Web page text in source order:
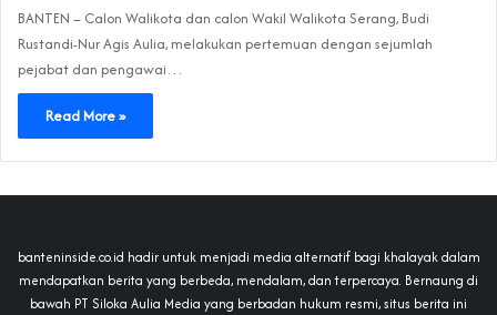
BANTEN – Calon Walikota dan calon Wakil Walikota Serang, Budi
Rustandi-Nur Agis Aulia, melakukan pertemuan dengan sejumlah
pejabat dan pengawai…
Read More »
banteninside.co.id hadir untuk menjadi media alternatif bagi khalayak dalam
mendapatkan berita yang berbeda, mendalam, dan terpercaya. Bernaung di
bawah PT Siloka Aulia Media yang berbadan hukum resmi, situs berita ini